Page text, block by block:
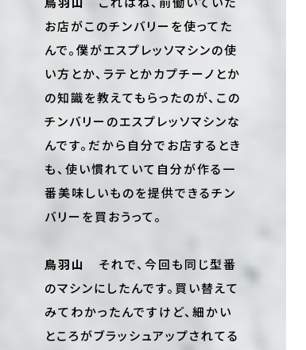
お店がこのチンバリーを使ってた
んで。僕がエスプレッソマシンの使
い方とか、ラテとかカプチーノとか
の知識を教えてもらったのが、この
チンバリーのエスプレッソマシンな
んです。だから自分でお店するとき
も、使い慣れていて自分が作る一
番美味しいものを提供できるチン
バリーを買おうって。
鳥羽山 それで、今回も同じ型番
のマシンにしたんです。買い替えて
みてわかったんですけど、細かい
ところがブラッシュアップされてる